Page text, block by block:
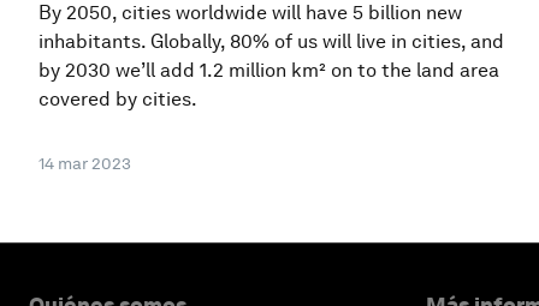
By 2050, cities worldwide will have 5 billion new
inhabitants. Globally, 80% of us will live in cities, and
by 2030 we’ll add 1.2 million km² on to the land area
covered by cities.
14 mar 2023